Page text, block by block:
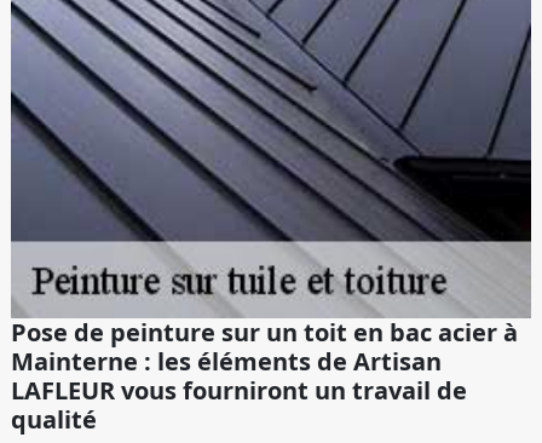
Pose de peinture sur un toit en bac acier à
Mainterne : les éléments de Artisan
LAFLEUR vous fourniront un travail de
qualité